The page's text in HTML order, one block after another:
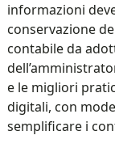
informazioni
conservazione
contabile da
e le migliori
digitali, con
semplificare i